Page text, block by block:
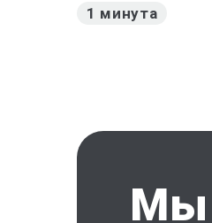
1 минута
Мы